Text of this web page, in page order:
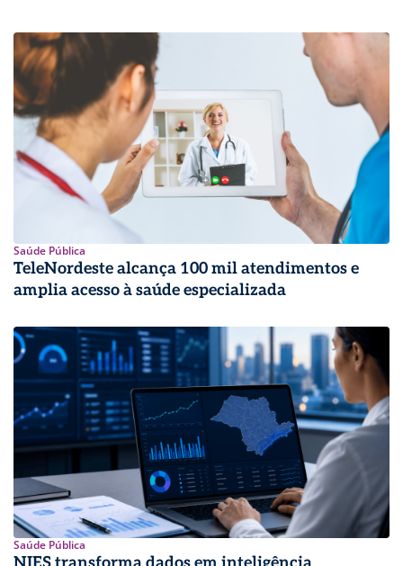
Saúde Pública
TeleNordeste alcança 100 mil atendimentos e
amplia acesso à saúde especializada
Saúde Pública